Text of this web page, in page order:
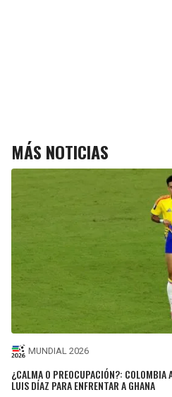
MÁS NOTICIAS
MUNDIAL 2026
¿CALMA O PREOCUPACIÓN?: COLOMBIA
LUIS DÍAZ PARA ENFRENTAR A GHANA